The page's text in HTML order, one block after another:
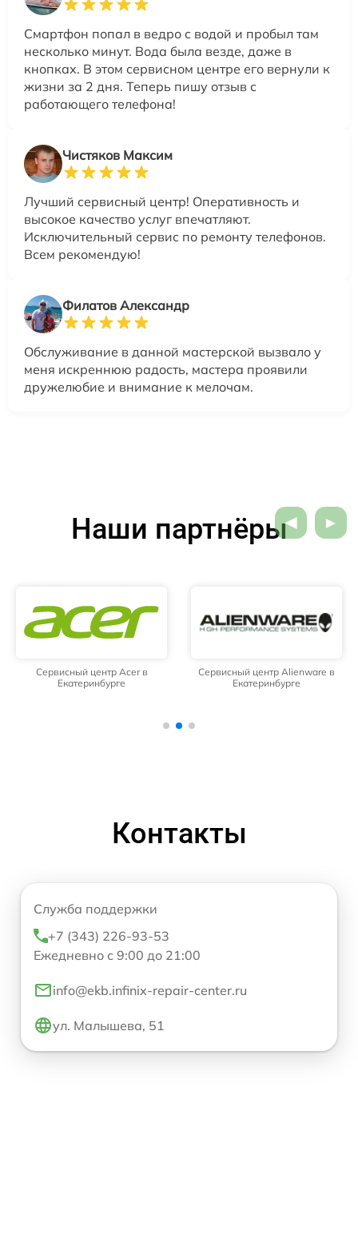
Смартфон попал в ведро с водой и пробыл там
несколько минут. Вода была везде, даже в
кнопках. В этом сервисном центре его вернули к
жизни за 2 дня. Теперь пишу отзыв с
работающего телефона!
Чистяков Максим
Лучший сервисный центр! Оперативность и
высокое качество услуг впечатляют.
Исключительный сервис по ремонту телефонов.
Всем рекомендую!
Филатов Александр
Обслуживание в данной мастерской вызвало у
меня искреннюю радость, мастера проявили
дружелюбие и внимание к мелочам.
Наши партнёры
Сервисный центр Acer в
Екатеринбурге
Сервисный центр Alienware в
Екатеринбурге
Контакты
Служба поддержки
+7 (343) 226-93-53
Ежедневно с 9:00 до 21:00
info@ekb.infinix-repair-center.ru
ул. Малышева, 51